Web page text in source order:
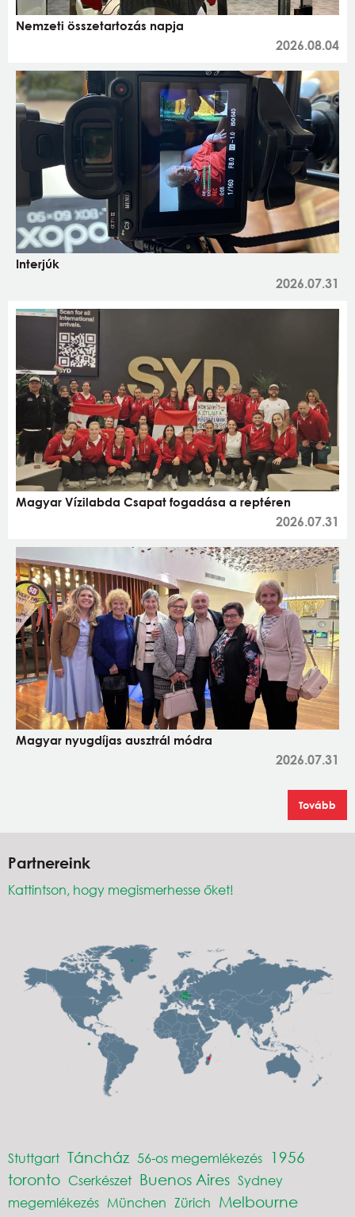
Nemzeti összetartozás napja
2026.08.04
Interjúk
2026.07.31
Magyar Vízilabda Csapat fogadása a reptéren
2026.07.31
Magyar nyugdíjas ausztrál módra
2026.07.31
Tovább
Partnereink
Kattintson, hogy megismerhesse őket!
Stuttgart Táncház 56-os megemlékezés
1956
toronto Cserkészet Buenos Aires Sydney
megemlékezés München Zürich Melbourne